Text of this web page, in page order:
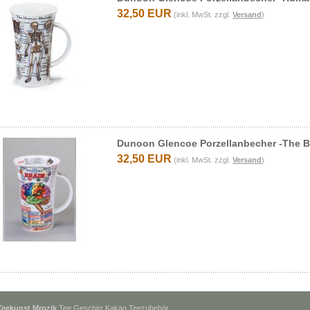
32,50 EUR (inkl. MwSt. zzgl.Versand)
Dunoon Glencoe Porzellanbecher -The
32,50 EUR (inkl. MwSt. zzgl.Versand)
Mrozik Tee Geschirr Kakao Teezubehör